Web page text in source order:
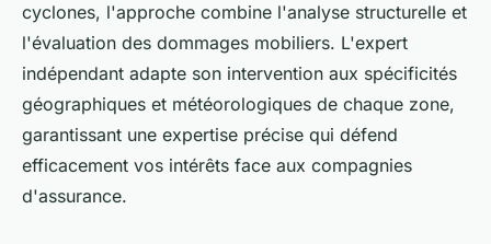
cyclones, l'approche combine l'analyse structurelle et
l'évaluation des dommages mobiliers. L'expert
indépendant adapte son intervention aux spécificités
géographiques et météorologiques de chaque zone,
garantissant une expertise précise qui défend
efficacement vos intérêts face aux compagnies
d'assurance.